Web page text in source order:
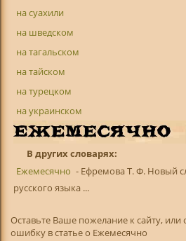
на суахили
на шведском
на тагальском
на тайском
на турецком
на украинском
В других словарях:
Ежемесячно - Ефремова Т. Ф. Новый
русского языка ...
Оставьте Ваше пожелание к сайту,
ошибку в статье о Ежемесячно